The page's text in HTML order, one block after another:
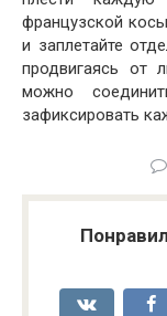
французской
и заплетайте
продвигаясь от
можно
зафиксировать